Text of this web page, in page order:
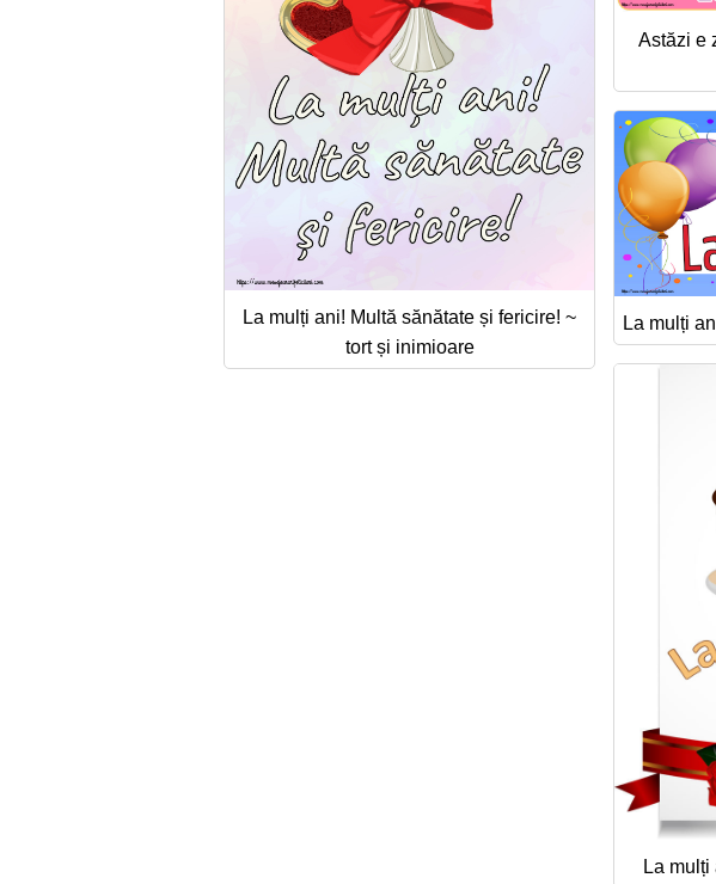
La mulți ani! Multă sănătate și fericire! ~
tort și inimioare
Astăzi e
La mulți
La